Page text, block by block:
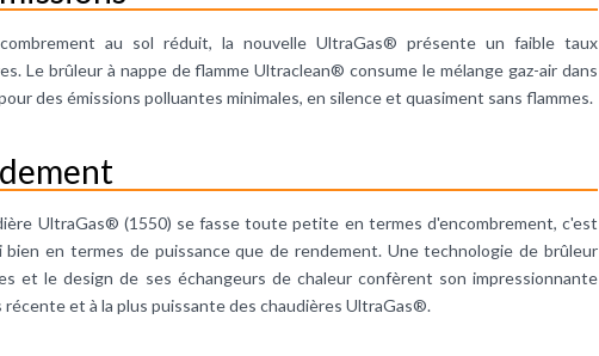
au sol réduit, la nouvelle UltraGas® présente un faible taux
Le brûleur à nappe de flamme Ultraclean® consume le mélange gaz-air dans
des émissions polluantes minimales, en silence et quasiment sans flammes.
UltraGas® (1550) se fasse toute petite en termes d'encombrement, c'est
bien en termes de puissance que de rendement. Une technologie de brûleur
et le design de ses échangeurs de chaleur confèrent son impressionnante
récente et à la plus puissante des chaudières UltraGas®.